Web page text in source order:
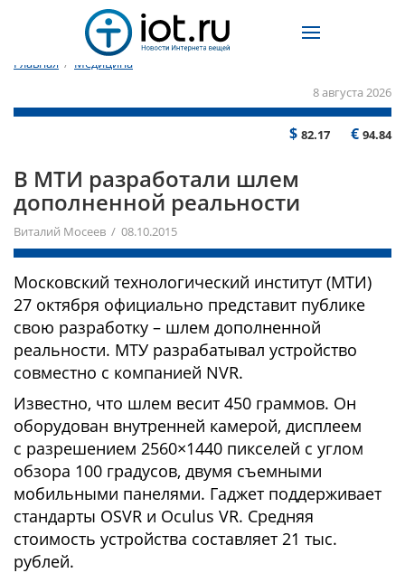
Главная / Медицина
8 августа 2026
$ 82.17 € 94.84
В МТИ разработали шлем
дополненной реальности
Виталий Мосеев / 08.10.2015
Московский технологический институт (МТИ)
27 октября официально представит публике
свою разработку – шлем дополненной
реальности. МТУ разрабатывал устройство
совместно с компанией NVR.
Известно, что шлем весит 450 граммов. Он
оборудован внутренней камерой, дисплеем
с разрешением 2560×1440 пикселей с углом
обзора 100 градусов, двумя съемными
мобильными панелями. Гаджет поддерживает
стандарты OSVR и Oculus VR. Средняя
стоимость устройства составляет 21 тыс.
рублей.